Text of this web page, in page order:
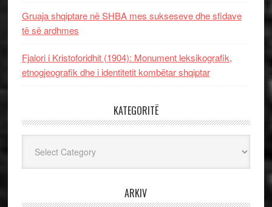
Gruaja shqiptare në SHBA mes sukseseve dhe sfidave
të së ardhmes
Fjalori i Kristoforidhit (1904): Monument leksikografik,
etnogjeografik dhe i identitetit kombëtar shqiptar
KATEGORITË
ARKIV